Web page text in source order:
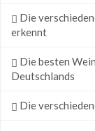
Die
erkennt
Die besten
Deutschlands
Die